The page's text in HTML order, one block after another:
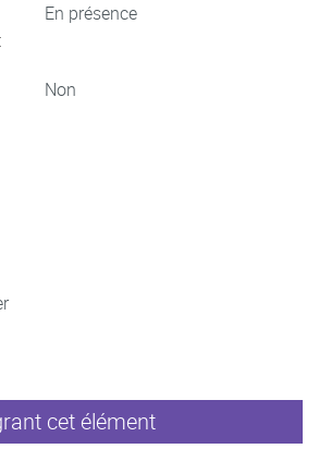
En présence
Non
cet élément